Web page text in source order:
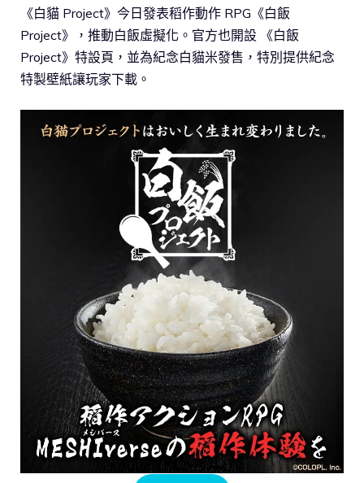
《白貓 Project》今日發表稻作動作 RPG《白飯
Project》，推動白飯虛擬化。官方也開設 《白飯
Project》特設頁，並為紀念白貓米發售，特別提供紀念
特製壁紙讓玩家下載。